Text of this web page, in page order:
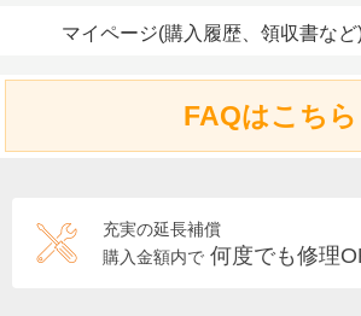
マイページ(購入履歴、領収書など
FAQはこちら
充実の延長補償
購入金額内で 何度でも修理